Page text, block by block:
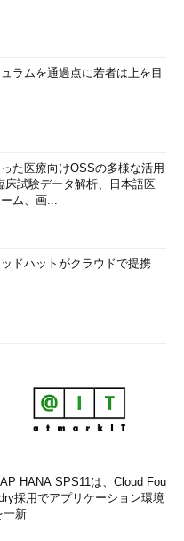
ラムを通過点に若者は上を目
た医療向けOSSの多様な活用
試験データ解析、日本語医
ム、画...
ドハットがクラウドで提携
HANA SPS11は、Cloud Fou
採用でアプリケーション環境
一新